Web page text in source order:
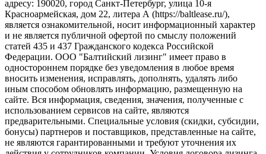
адресу: 190020, город Санкт-Петербург, улица 10-я
Красноармейская, дом 22, литера А (https://baltlease.ru/),
является ознакомительной, носит информационный характер
и не является публичной офертой по смыслу положений
статей 435 и 437 Гражданского кодекса Российской
Федерации. ООО "Балтийский лизинг" имеет право в
одностороннем порядке без уведомления в любое время
вносить изменения, исправлять, дополнять, удалять либо
иным способом обновлять информацию, размещенную на
сайте. Вся информация, сведения, значения, полученные с
использованием сервисов на сайте, являются
предварительными. Специальные условия (скидки, субсидии,
бонусы) партнеров и поставщиков, представленные на сайте,
не являются гарантированными и требуют уточнения их